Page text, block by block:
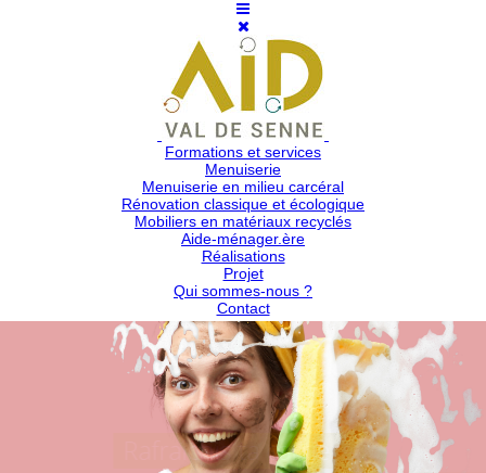
Formations et services
Menuiserie
Menuiserie en milieu carcéral
Rénovation classique et écologique
Mobiliers en matériaux recyclés
Aide-ménager.ère
Réalisations
Projet
Qui sommes-nous ?
Contact
Rafraîchis ta carrière